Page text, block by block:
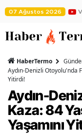
07 Ağustos 2026
HaberTermo
Aydın-Denizli Otoyolu'nda
Yitirdi!
Aydın-
Kaza: 84
Yaşamını